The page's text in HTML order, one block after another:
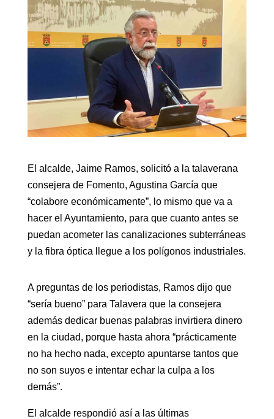
El alcalde, Jaime Ramos, solicitó a la talaverana
consejera de Fomento, Agustina García que
“colabore económicamente”, lo mismo que va a
hacer el Ayuntamiento, para que cuanto antes se
puedan acometer las canalizaciones subterráneas
y la fibra óptica llegue a los polígonos industriales.
A preguntas de los periodistas, Ramos dijo que
“sería bueno” para Talavera que la consejera
además dedicar buenas palabras invirtiera dinero
en la ciudad, porque hasta ahora “prácticamente
no ha hecho nada, excepto apuntarse tantos que
no son suyos e intentar echar la culpa a los
demás”.
El alcalde respondió así a las últimas